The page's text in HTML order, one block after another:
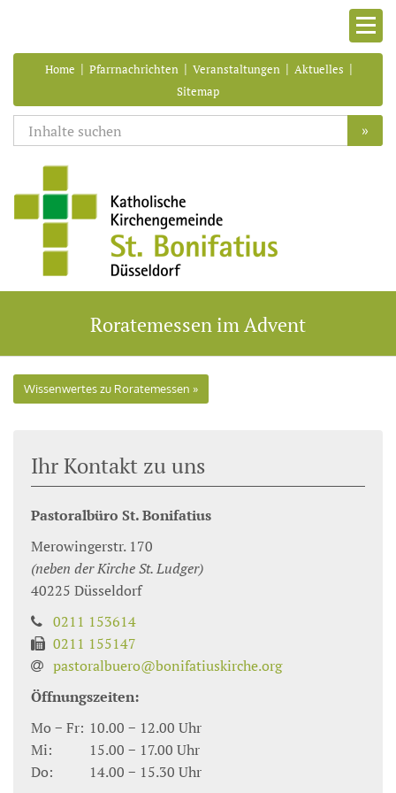
Home | Pfarrnachrichten | Veranstaltungen | Aktuelles |
Sitemap
»
Roratemessen im Advent
Wissenwertes zu Roratemessen
Ihr Kontakt zu uns
Pastoralbüro St. Bonifatius
Merowingerstr. 170
(neben der Kirche St. Ludger)
40225 Düsseldorf
0211 153614
0211 155147
pastoralbuero@bonifatiuskirche.org
Öffnungszeiten:
Mo − Fr: 10.00 − 12.00 Uhr
Mi:
15.00 − 17.00 Uhr
Do:
14.00 − 15.30 Uhr